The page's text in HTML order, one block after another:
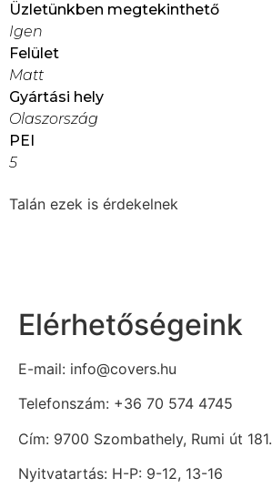
Üzletünkben megtekinthető
Igen
Felület
Matt
Gyártási hely
Olaszország
PEI
5
Talán ezek is érdekelnek
Elérhetőségeink
E-mail: info@covers.hu
Telefonszám: +36 70 574 4745
Cím: 9700 Szombathely, Rumi út 181.
Nyitvatartás: H-P: 9-12, 13-16